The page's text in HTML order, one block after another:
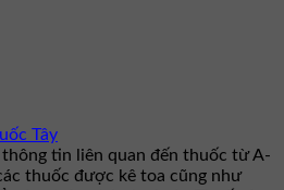
Tây
tin liên quan đến thuốc từ A-
thuốc được kê toa cũng như